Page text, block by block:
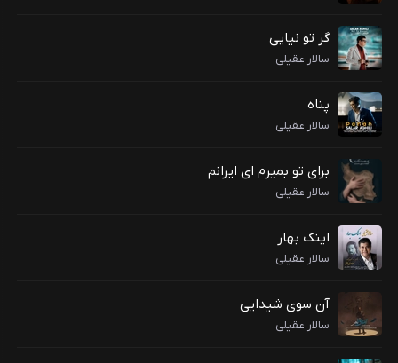
گر تو نیایی
سالار عقیلی
پناه
سالار عقیلی
برای تو بمیرم ای ایرانم
سالار عقیلی
اینک بهار
سالار عقیلی
آن سوی شیدایی
سالار عقیلی